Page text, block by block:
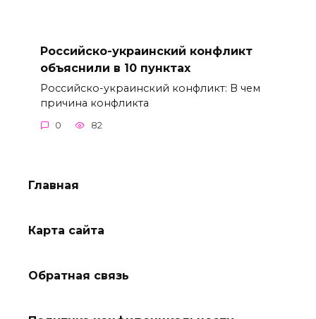
Российско-украинский конфликт
объяснили в 10 пунктах
Российско-украинский конфликт: В чем
причина конфликта
0 82
Главная
Карта сайта
Обратная связь